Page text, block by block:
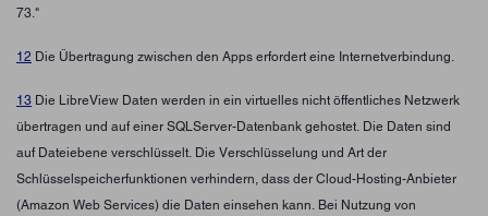
73."
12 Die Übertragung zwischen den Apps erfordert eine Internetverbindung.
13 Die LibreView Daten werden in ein virtuelles nicht öffentliches Netzwerk
übertragen und auf einer SQLServer-Datenbank gehostet. Die Daten sind
auf Dateiebene verschlüsselt. Die Verschlüsselung und Art der
Schlüsselspeicherfunktionen verhindern, dass der Cloud-Hosting-Anbieter
(Amazon Web Services) die Daten einsehen kann. Bei Nutzung von